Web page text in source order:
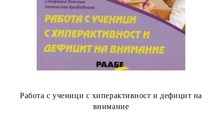
Работа с ученици с хиперактивност и дефицит на
внимание